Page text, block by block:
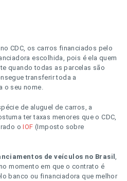
CDC, os carros financiados pelo
escolhida, pois é ela quem
quando todas as parcelas são
transferir toda a
o seu nome.
de aluguel de carros, a
ter taxas menores que o CDC,
oIOF (Imposto sobre
de veículos no Brasil
momento em que o contrato é
banco ou financiadora que melhor